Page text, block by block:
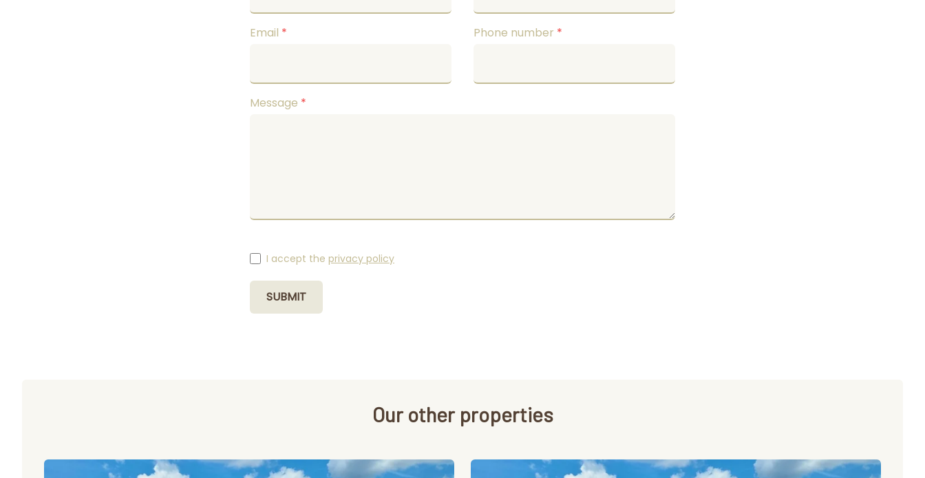
Email * Phone number *
Message *
I accept the privacy policy
SUBMIT
Our other properties